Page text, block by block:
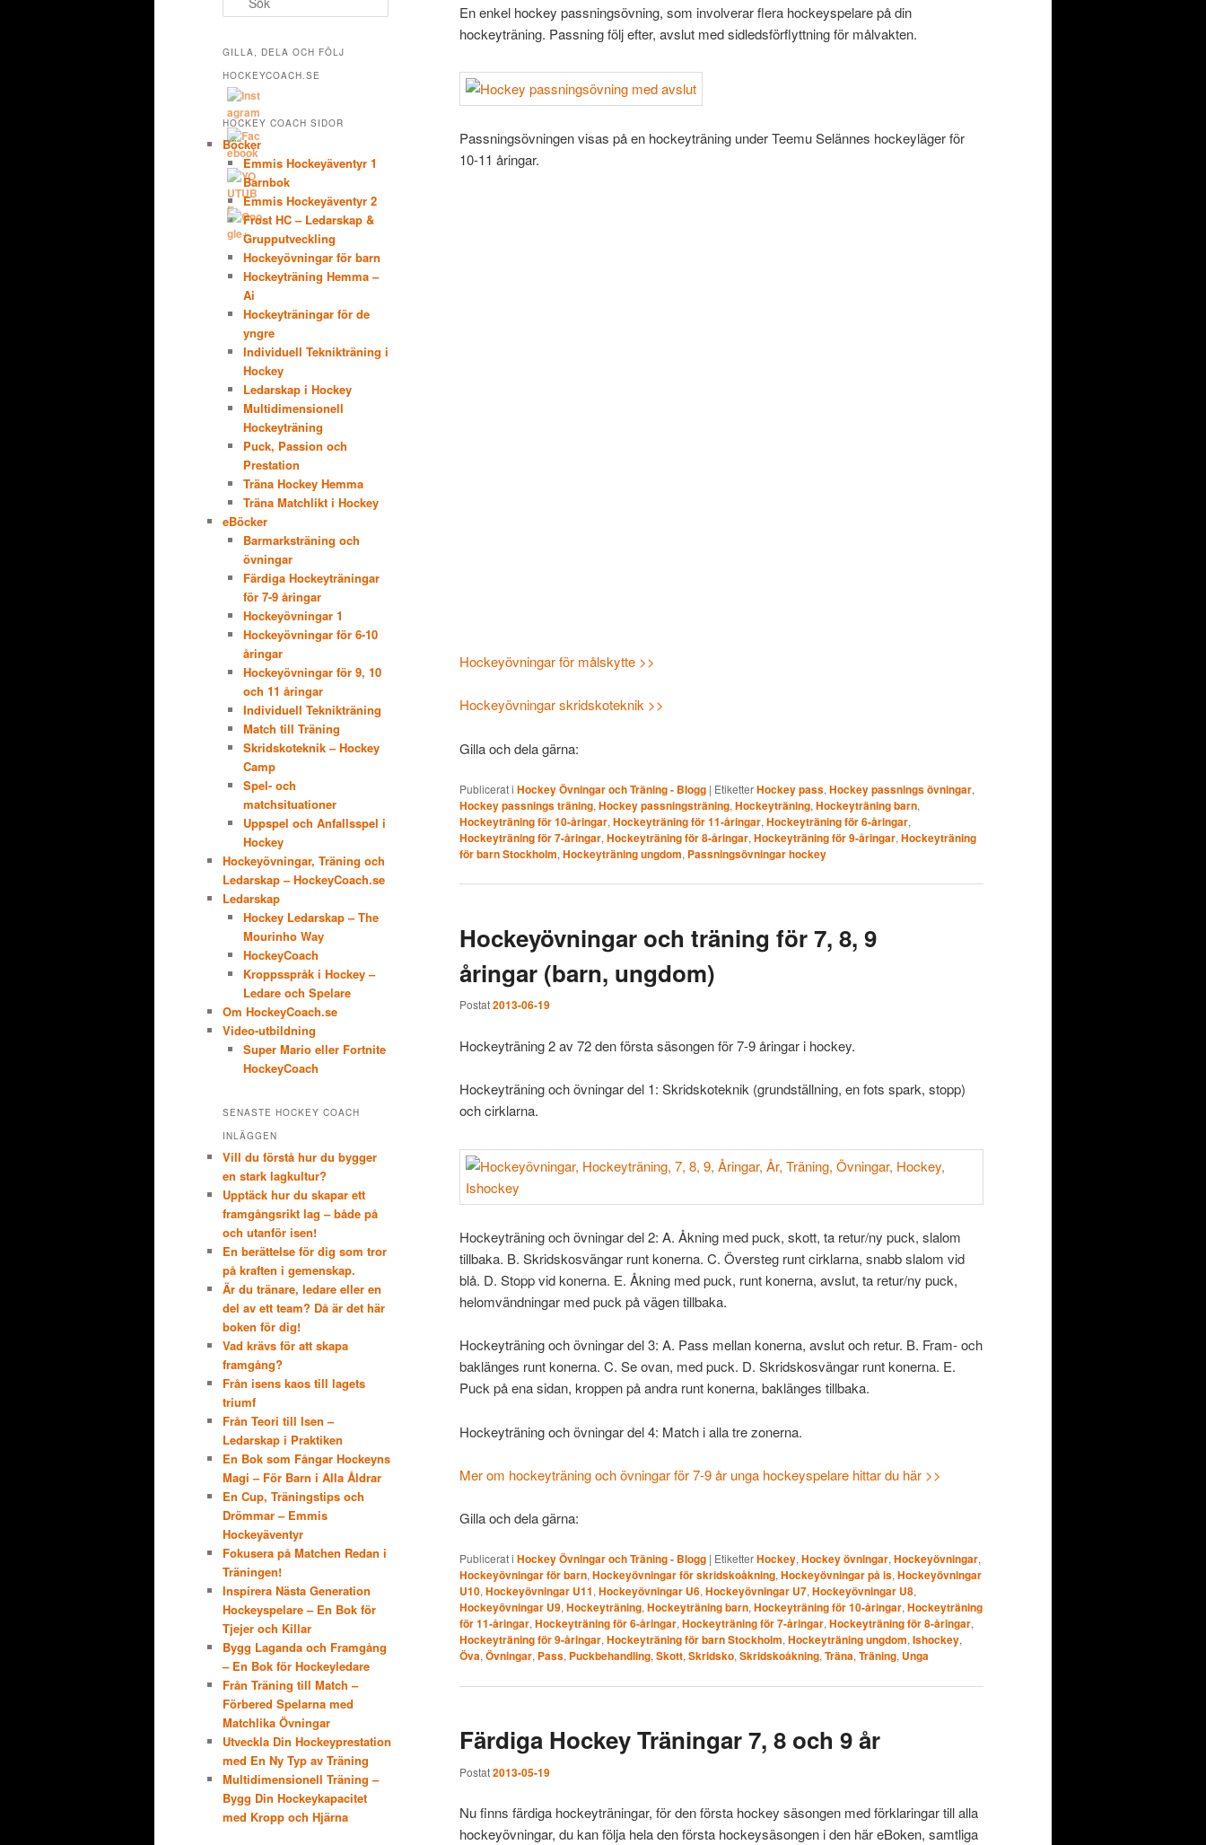
En enkel hockey passningsövning, som involverar flera hockeyspelare på din
hockeyträning. Passning följ efter, avslut med sidledsförflyttning för målvakten.
Passningsövningen visas på en hockeyträning under Teemu Selännes hockeyläger för
10-11 åringar.
Hockeyövningar för målskytte >>
Hockeyövningar skridskoteknik >>
Gilla och dela gärna:
Publicerat i Hockey Övningar och Träning - Blogg | EtiketterHockey pass, Hockey passnings övningar,
Hockey passnings träning, Hockey passningsträning, Hockeyträning, Hockeyträning barn,
Hockeyträning för 10-åringar, Hockeyträning för 11-åringar, Hockeyträning för 6-åringar,
Hockeyträning för 7-åringar, Hockeyträning för 8-åringar, Hockeyträning för 9-åringar, Hockeyträning
för barn Stockholm, Hockeyträning ungdom, Passningsövningar hockey
Hockeyövningar och träning för 7, 8, 9
åringar (barn, ungdom)
Postat2013-06-19
Hockeyträning 2 av 72 den första säsongen för 7-9 åringar i hockey.
Hockeyträning och övningar del 1: Skridskoteknik (grundställning, en fots spark, stopp)
och cirklarna.
Hockeyträning och övningar del 2: A. Åkning med puck, skott, ta retur/ny puck, slalom
tillbaka. B. Skridskosvängar runt konerna. C. Översteg runt cirklarna, snabb slalom vid
blå. D. Stopp vid konerna. E. Åkning med puck, runt konerna, avslut, ta retur/ny puck,
helomvändningar med puck på vägen tillbaka.
Hockeyträning och övningar del 3: A. Pass mellan konerna, avslut och retur. B. Fram- och
baklänges runt konerna. C. Se ovan, med puck. D. Skridskosvängar runt konerna. E.
Puck på ena sidan, kroppen på andra runt konerna, baklänges tillbaka.
Hockeyträning och övningar del 4: Match i alla tre zonerna.
Mer om hockeyträning och övningar för 7-9 år unga hockeyspelare hittar du här >>
Gilla och dela gärna:
Publicerat i Hockey Övningar och Träning - Blogg | EtiketterHockey, Hockey övningar, Hockeyövningar,
Hockeyövningar för barn, Hockeyövningar för skridskoåkning, Hockeyövningar på is, Hockeyövningar
U10, Hockeyövningar U11, Hockeyövningar U6, Hockeyövningar U7, Hockeyövningar U8,
Hockeyövningar U9, Hockeyträning, Hockeyträning barn, Hockeyträning för 10-åringar, Hockeyträning
för 11-åringar, Hockeyträning för 6-åringar, Hockeyträning för 7-åringar, Hockeyträning för 8-åringar,
Hockeyträning för 9-åringar, Hockeyträning för barn Stockholm, Hockeyträning ungdom, Ishockey,
Öva, Övningar, Pass, Puckbehandling, Skott, Skridsko, Skridskoåkning, Träna, Träning, Unga
Färdiga Hockey Träningar 7, 8 och 9 år
Postat2013-05-19
Nu finns färdiga hockeyträningar, för den första hockey säsongen med förklaringar till alla
hockeyövningar, du kan följa hela den första hockeysäsongen i den här eBoken, samtliga
ö
GILLA, DELA OCH FÖLJ
HOCKEYCOACH.SE
HOCKEY COACH SIDOR
Böcker
Emmis Hockeyäventyr 1
Barnbok
Emmis Hockeyäventyr 2
Frost HC – Ledarskap &
Grupputveckling
Hockeyövningar för barn
Hockeyträning Hemma –
Ai
Hockeyträningar för de
yngre
Individuell Teknikträning i
Hockey
Ledarskap i Hockey
Multidimensionell
Hockeyträning
Puck, Passion och
Prestation
Träna Hockey Hemma
Träna Matchlikt i Hockey
eBöcker
Barmarksträning och
övningar
Färdiga Hockeyträningar
för 7-9 åringar
Hockeyövningar 1
Hockeyövningar för 6-10
åringar
Hockeyövningar för 9, 10
och 11 åringar
Individuell Teknikträning
Match till Träning
Skridskoteknik – Hockey
Camp
Spel- och
matchsituationer
Uppspel och Anfallsspel i
Hockey
Hockeyövningar, Träning och
Ledarskap – HockeyCoach.se
Ledarskap
Hockey Ledarskap – The
Mourinho Way
HockeyCoach
Kroppsspråk i Hockey –
Ledare och Spelare
Om HockeyCoach.se
Video-utbildning
Super Mario eller Fortnite
HockeyCoach
SENASTE HOCKEY COACH
INLÄGGEN
Vill du förstå hur du bygger
en stark lagkultur?
Upptäck hur du skapar ett
framgångsrikt lag – både på
och utanför isen!
En berättelse för dig som tror
på kraften i gemenskap.
Är du tränare, ledare eller en
del av ett team? Då är det här
boken för dig!
Vad krävs för att skapa
framgång?
Från isens kaos till lagets
triumf
Från Teori till Isen –
Ledarskap i Praktiken
En Bok som Fångar Hockeyns
Magi – För Barn i Alla Åldrar
En Cup, Träningstips och
Drömmar – Emmis
Hockeyäventyr
Fokusera på Matchen Redan i
Träningen!
Inspirera Nästa Generation
Hockeyspelare – En Bok för
Tjejer och Killar
Bygg Laganda och Framgång
– En Bok för Hockeyledare
Från Träning till Match –
Förbered Spelarna med
Matchlika Övningar
Utveckla Din Hockeyprestation
med En Ny Typ av Träning
Multidimensionell Träning –
Bygg Din Hockeykapacitet
med Kropp och Hjärna